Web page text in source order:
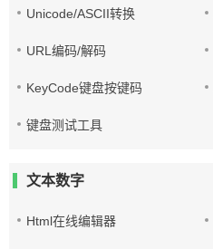
Unicode/ASCII转换
URL编码/解码
KeyCode键盘按键码
键盘测试工具
文本数字
Html在线编辑器